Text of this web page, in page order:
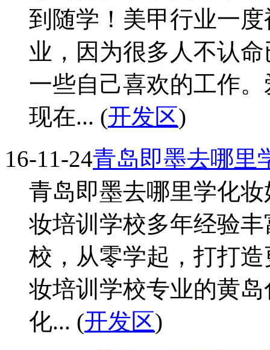
到随学！美甲行业一
业，因为很多人不认
一些自己喜欢的工作
现在... (开发区)
16-11-24青岛即墨去哪里
青岛即墨去哪里学化
妆培训学校多年经验
校，从零学起，打打
妆培训学校专业的黄
化... (开发区)